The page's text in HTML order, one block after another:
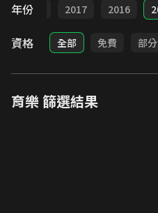
年份
2018 2017 2016
資格 全部 免費 部
育樂篩選結果